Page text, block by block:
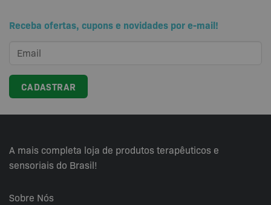
Receba ofertas, cupons e novidades por e-mail!
A mais completa loja de produtos terapêuticos e
sensoriais do Brasil!
Sobre Nós